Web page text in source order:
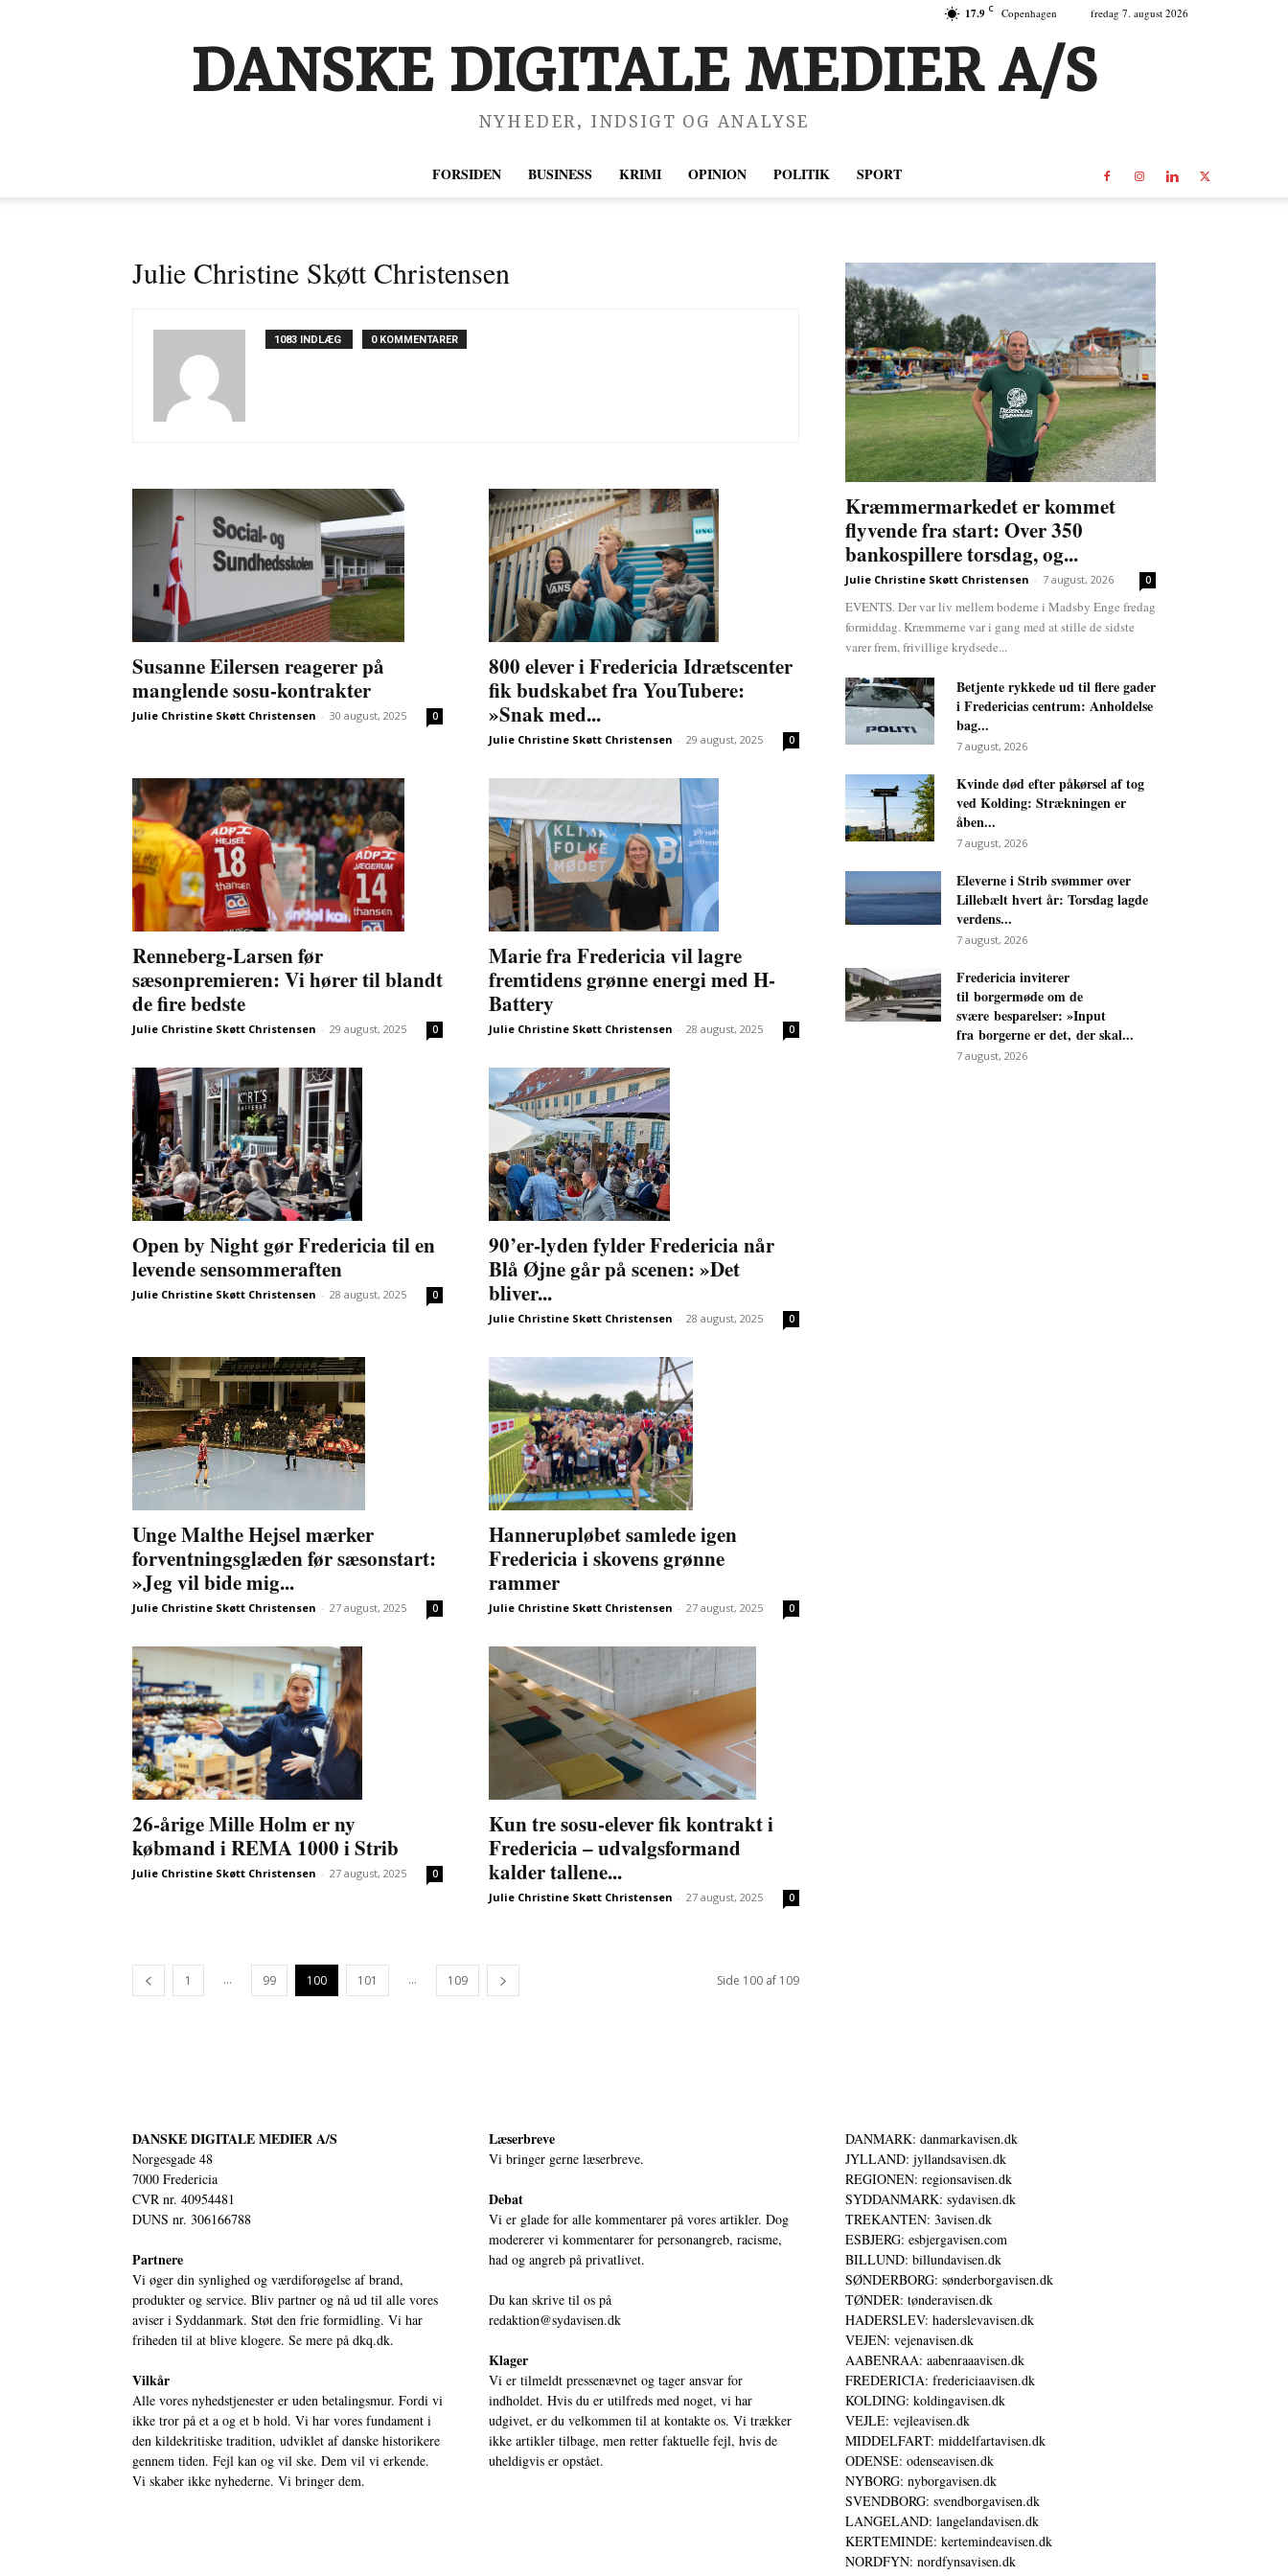
17.9 C Copenhagen fredag 7. august 2026
DANSKE DIGITALE MEDIER A/S
NYHEDER, INDSIGT OG ANALYSE
FORSIDEN BUSINESS KRIMI OPINION POLITIK SPORT
Julie Christine Skøtt Christensen
1083 INDLÆG 0 KOMMENTARER
Susanne Eilersen reagerer på
manglende sosu-kontrakter
Julie Christine Skøtt Christensen - 30 august, 2025 0
800 elever i Fredericia Idrætscenter
fik budskabet fra YouTubere:
»Snak med...
Julie Christine Skøtt Christensen - 29 august, 2025 0
Renneberg-Larsen før
sæsonpremieren: Vi hører til blandt
de fire bedste
Julie Christine Skøtt Christensen - 29 august, 2025 0
Marie fra Fredericia vil lagre
fremtidens grønne energi med H-
Battery
Julie Christine Skøtt Christensen - 28 august, 2025 0
Open by Night gør Fredericia til en
levende sensommeraften
Julie Christine Skøtt Christensen - 28 august, 2025 0
90’er-lyden fylder Fredericia når
Blå Øjne går på scenen: »Det
bliver...
Julie Christine Skøtt Christensen - 28 august, 2025 0
Unge Malthe Hejsel mærker
forventningsglæden før sæsonstart:
»Jeg vil bide mig...
Julie Christine Skøtt Christensen - 27 august, 2025 0
Hannerupløbet samlede igen
Fredericia i skovens grønne
rammer
Julie Christine Skøtt Christensen - 27 august, 2025 0
26-årige Mille Holm er ny
købmand i REMA 1000 i Strib
Julie Christine Skøtt Christensen - 27 august, 2025 0
Kun tre sosu-elever fik kontrakt i
Fredericia – udvalgsformand
kalder tallene...
Julie Christine Skøtt Christensen - 27 august, 2025 0
1 ... 99 100 101 ... 109 Side 100 af 109
Kræmmermarkedet er kommet
flyvende fra start: Over 350
bankospillere torsdag, og...
Julie Christine Skøtt Christensen - 7 august, 2026 0
EVENTS. Der var liv mellem boderne i Madsby Enge fredag
formiddag. Kræmmerne var i gang med at stille de sidste
varer frem, frivillige krydsede...
Betjente rykkede ud til flere gader
i Fredericias centrum: Anholdelse
bag...
7 august, 2026
Kvinde død efter påkørsel af tog
ved Kolding: Strækningen er
åben...
7 august, 2026
Eleverne i Strib svømmer over
Lillebælt hvert år: Torsdag lagde
verdens...
7 august, 2026
Fredericia inviterer
til borgermøde om de
svære besparelser: »Input
fra borgerne er det, der skal...
7 august, 2026
DANSKE DIGITALE MEDIER A/S
Norgesgade 48
7000 Fredericia
CVR nr. 40954481
DUNS nr. 306166788
Partnere
Vi øger din synlighed og værdiforøgelse af brand,
produkter og service. Bliv partner og nå ud til alle vores
aviser i Syddanmark. Støt den frie formidling. Vi har
friheden til at blive klogere. Se mere på dkq.dk.
Vilkår
Alle vores nyhedstjenester er uden betalingsmur. Fordi vi
ikke tror på et a og et b hold. Vi har vores fundament i
den kildekritiske tradition, udviklet af danske historikere
gennem tiden. Fejl kan og vil ske. Dem vil vi erkende.
Vi skaber ikke nyhederne. Vi bringer dem.
Læserbreve
Vi bringer gerne læserbreve.
Debat
Vi er glade for alle kommentarer på vores artikler. Dog
modererer vi kommentarer for personangreb, racisme,
had og angreb på privatlivet.
Du kan skrive til os på
redaktion@sydavisen.dk
Klager
Vi er tilmeldt pressenævnet og tager ansvar for
indholdet. Hvis du er utilfreds med noget, vi har
udgivet, er du velkommen til at kontakte os. Vi trækker
ikke artikler tilbage, men retter faktuelle fejl, hvis de
uheldigvis er opstået.
DANMARK: danmarkavisen.dk
JYLLAND: jyllandsavisen.dk
REGIONEN: regionsavisen.dk
SYDDANMARK: sydavisen.dk
TREKANTEN: 3avisen.dk
ESBJERG: esbjergavisen.com
BILLUND: billundavisen.dk
SØNDERBORG: sønderborgavisen.dk
TØNDER: tønderavisen.dk
HADERSLEV: haderslevavisen.dk
VEJEN: vejenavisen.dk
AABENRAA: aabenraaavisen.dk
FREDERICIA: fredericiaavisen.dk
KOLDING: koldingavisen.dk
VEJLE: vejleavisen.dk
MIDDELFART: middelfartavisen.dk
ODENSE: odenseavisen.dk
NYBORG: nyborgavisen.dk
SVENDBORG: svendborgavisen.dk
LANGELAND: langelandavisen.dk
KERTEMINDE: kertemindeavisen.dk
NORDFYN: nordfynsavisen.dk